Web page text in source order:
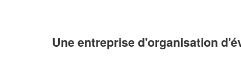
Une entreprise d'organisation